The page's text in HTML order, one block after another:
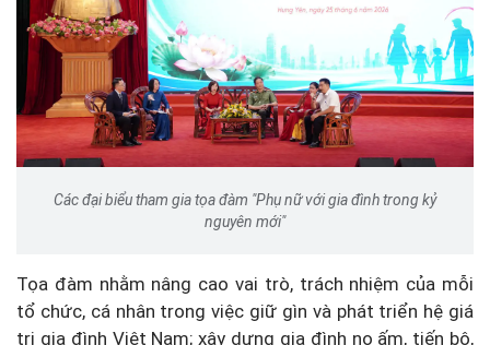
Các đại biểu tham gia tọa đàm "Phụ nữ với gia đình trong kỷ
nguyên mới"
Tọa đàm nhằm nâng cao vai trò, trách nhiệm của mỗi
tổ chức, cá nhân trong việc giữ gìn và phát triển hệ giá
trị gia đình Việt Nam; xây dựng gia đình no ấm, tiến bộ,